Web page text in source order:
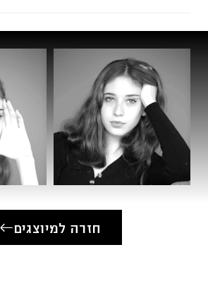
ערב דואטים "Annie get your gun"
ערב דיאלוגים בבימוי גמא
ג׳וזפין
חזרה למיוצגים